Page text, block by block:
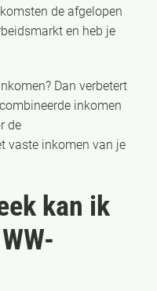
de afgelopen
en heb je
Dan verbetert
inkomen
de
vaste inkomen van je
kan ik